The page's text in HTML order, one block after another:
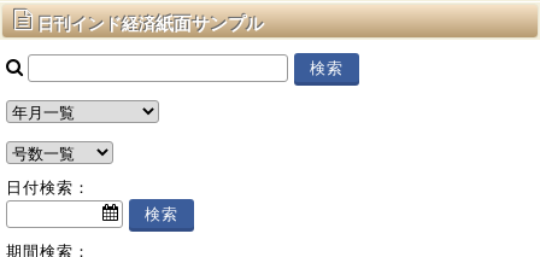
日刊インド経済紙面サンプル
日付検索：
期間検索：